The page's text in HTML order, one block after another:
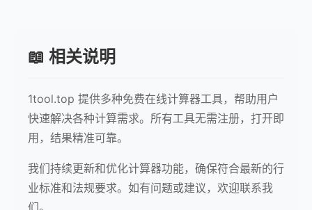
📖 相关说明
1tool.top 提供多种免费在线计算器工具，帮助用户
快速解决各种计算需求。所有工具无需注册，打开即
用，结果精准可靠。
我们持续更新和优化计算器功能，确保符合最新的行
业标准和法规要求。如有问题或建议，欢迎联系我
们。